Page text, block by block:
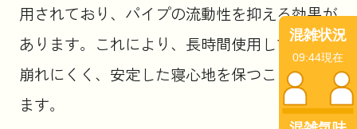
用されており、パイプの流動性を抑える効果が
あります。これにより、長時間使用しても形が
崩れにくく、安定した寝心地を保つことができ
ます。
混雑状況
09:44現在